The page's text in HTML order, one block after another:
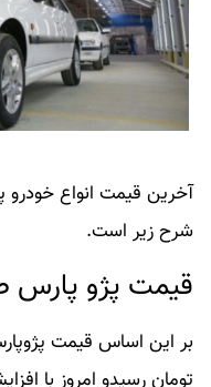
شرح زیر است.
قیمت پژو پارس